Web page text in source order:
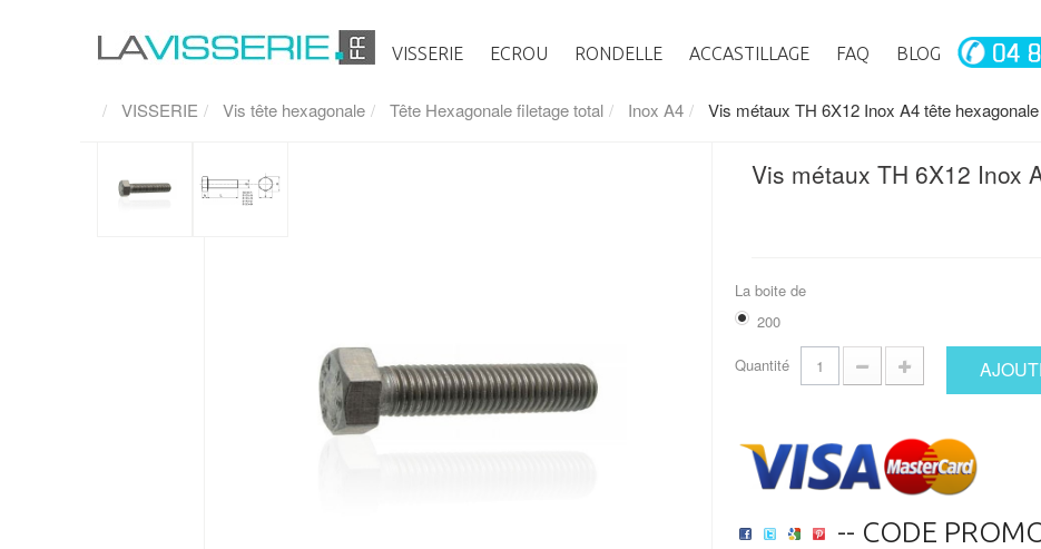
VISSERIE ECROU RONDELLE ACCASTILLAGE FAQ BLOG
VISSERIE Vis tête hexagonale Tête Hexagonale filetage total Inox A4 Vis métaux TH 6X12 Inox A4 tête
Vis métaux TH 6X12 Inox
La boite de
200
Quantité
-- CODE